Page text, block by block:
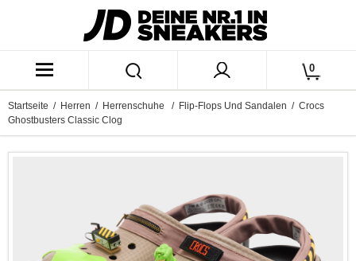
0
Startseite / Herren / Herrenschuhe / Flip-Flops Und Sandalen / Crocs
Ghostbusters Classic Clog